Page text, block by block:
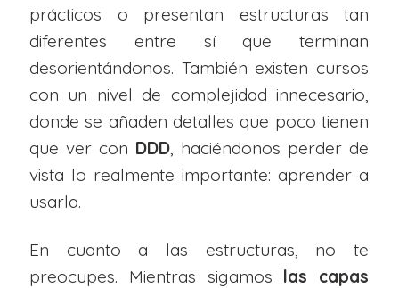
prácticos o presentan estructuras tan
diferentes entre sí que terminan
desorientándonos. También existen cursos
con un nivel de complejidad innecesario,
donde se añaden detalles que poco tienen
que ver con DDD, haciéndonos perder de
vista lo realmente importante: aprender a
usarla.
En cuanto a las estructuras, no te
preocupes. Mientras sigamos las capas